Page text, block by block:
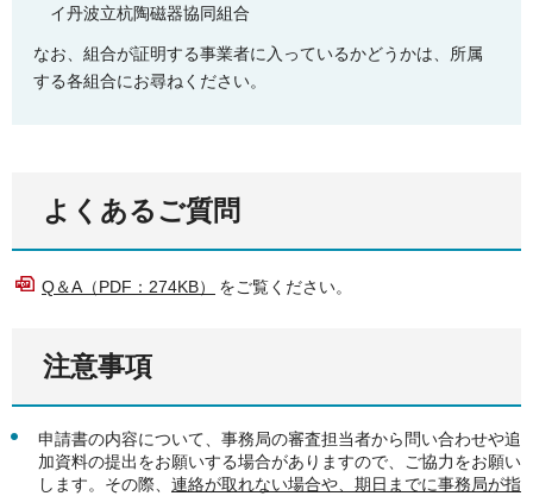
イ丹波立杭陶磁器協同組合
なお、組合が証明する事業者に入っているかどうかは、所属
する各組合にお尋ねください。
よくあるご質問
Q＆A（PDF：274KB） をご覧ください。
注意事項
申請書の内容について、事務局の審査担当者から問い合わせや追
加資料の提出をお願いする場合がありますので、ご協力をお願い
します。その際、 連絡が取れない場合や、期日までに事務局が指